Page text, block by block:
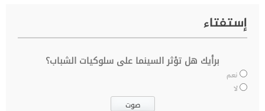
إستفتاء
برأيك هل تؤثر السينما على سلوكيات الشباب؟
نعم
لا